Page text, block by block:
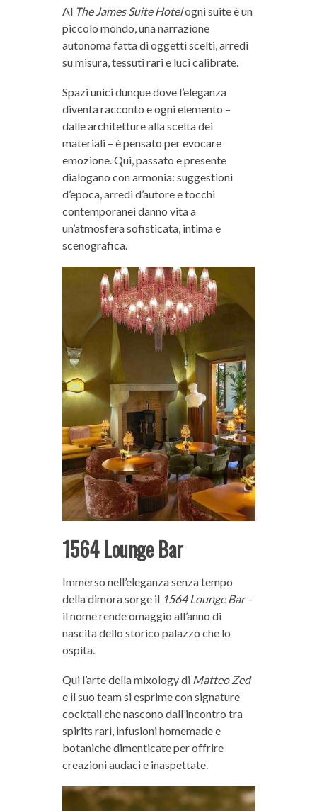
Al The James Suite Hotelogni suite è un
piccolo mondo, una narrazione
autonoma fatta di oggetti scelti, arredi
su misura, tessuti rari e luci calibrate.
Spazi unici dunque dove l’eleganza
diventa racconto e ogni elemento –
dalle architetture alla scelta dei
materiali – è pensato per evocare
emozione. Qui, passato e presente
dialogano con armonia: suggestioni
d’epoca, arredi d’autore e tocchi
contemporanei danno vita a
un’atmosfera sofisticata, intima e
scenografica.
1564 Lounge Bar
Immerso nell’eleganza senza tempo
della dimora sorge il 1564 Lounge Bar–
il nome rende omaggio all’anno di
nascita dello storico palazzo che lo
ospita.
Qui l’arte della mixology di Matteo Zed
e il suo team si esprime con signature
cocktail che nascono dall’incontro tra
spirits rari, infusioni homemade e
botaniche dimenticate per offrire
creazioni audaci e inaspettate.